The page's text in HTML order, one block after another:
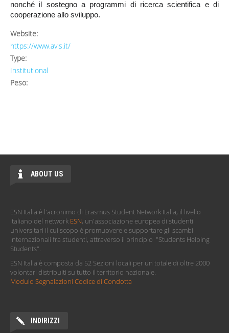
nonché il sostegno a programmi di ricerca scientifica e di
cooperazione allo sviluppo.
Website:
https://www.avis.it/
Type:
Institutional
Peso:
ABOUT US
ESN Italia è l'acronimo di Erasmus Student Network Italia, il livello
italiano del network ESN, un'associazione europea di studenti
universitari il cui scopo è promuovere e supportare gli scambi
internazionali fra studenti, attraverso il principio "Students Helping
Students".
ESN Italia è composta da 52 Sezioni locali per un totale di oltre 2000
volontari distribuiti su tutto il territorio nazionale.
Modulo Segnalazioni Codice di Condotta
INDIRIZZI